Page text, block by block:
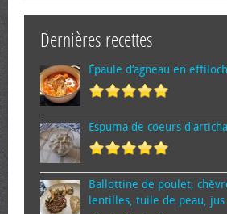
Dernières recettes
Épaule d’agneau en
Espuma de cœurs
Ballottine de poulet,
lentilles, tuile de peau,